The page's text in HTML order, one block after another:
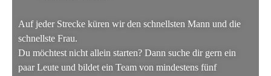
Auf jeder Strecke küren wir den schnellsten Mann und die
schnellste Frau.
Du möchtest nicht allein starten? Dann suche dir gern ein
paar Leute und bildet ein Team von mindestens fünf